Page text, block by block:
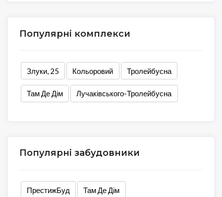
Популярні комплекси
Злуки, 25 Кольоровий Тролейбусна
Там Де Дім Лучаківського-Тролейбусна
Популярні забудовники
ПрестижБуд Там Де Дім